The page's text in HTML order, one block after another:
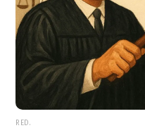
RED.